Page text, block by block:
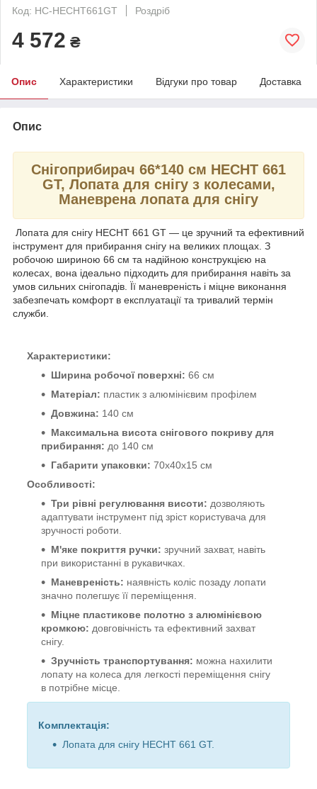
Код: HC-HECHT661GT
Роздріб
4 572 ₴
Опис Характеристики Відгуки про товар Доставка
Опис
Снігоприбирач 66*140 см HECHT 661
GT, Лопата для снігу з колесами,
Маневрена лопата для снігу
Лопата для снігу HECHT 661 GT — це зручний та ефективний
інструмент для прибирання снігу на великих площах. З
робочою шириною 66 см та надійною конструкцією на
колесах, вона ідеально підходить для прибирання навіть за
умов сильних снігопадів. Її маневреність і міцне виконання
забезпечать комфорт в експлуатації та тривалий термін
служби.
Характеристики:
Ширина робочої поверхні: 66 см
Матеріал: пластик з алюмінієвим профілем
Довжина: 140 см
Максимальна висота снігового покриву для
прибирання: до 140 см
Габарити упаковки: 70х40х15 см
Особливості:
Три рівні регулювання висоти: дозволяють
адаптувати інструмент під зріст користувача для
зручності роботи.
М'яке покриття ручки: зручний захват, навіть
при використанні в рукавичках.
Маневреність: наявність коліс позаду лопати
значно полегшує її переміщення.
Міцне пластикове полотно з алюмінієвою
кромкою: довговічність та ефективний захват
снігу.
Зручність транспортування: можна нахилити
лопату на колеса для легкості переміщення снігу
в потрібне місце.
Комплектація:
Лопата для снігу HECHT 661 GT.